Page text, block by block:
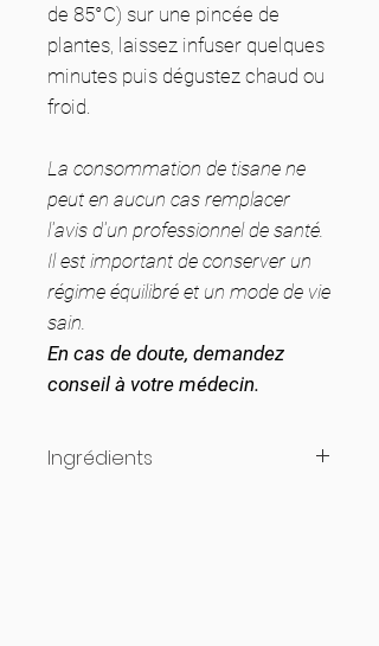
de 85°C) sur une pincée de
plantes, laissez infuser quelques
minutes puis dégustez chaud ou
froid.
La consommation de tisane ne
peut en aucun cas remplacer
l'avis d'un professionnel de santé.
Il est important de conserver un
régime équilibré et un mode de vie
sain.
En cas de doute, demandez
conseil à votre médecin.
Ingrédients